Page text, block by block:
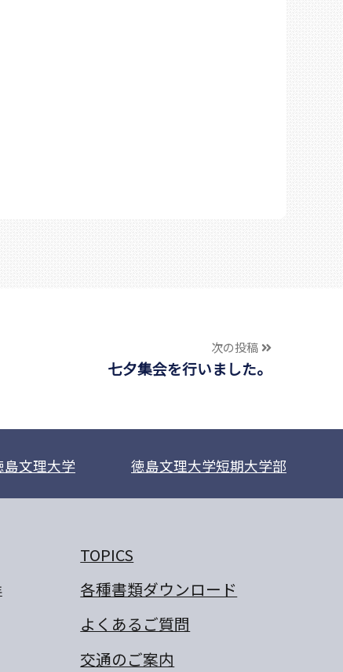
次の投稿
七夕集会を行いました。
島文理大学 徳島文理大学短期大学部
TOPICS
各種書類ダウンロード
よくあるご質問
交通のご案内